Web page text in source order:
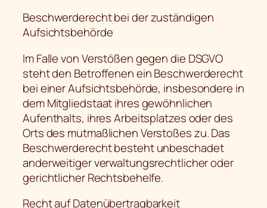
Beschwerderecht bei der zuständigen
Aufsichtsbehörde
Im Falle von Verstößen gegen die DSGVO
steht den Betroffenen ein Beschwerderecht
bei einer Aufsichtsbehörde, insbesondere in
dem Mitgliedstaat ihres gewöhnlichen
Aufenthalts, ihres Arbeitsplatzes oder des
Orts des mutmaßlichen Verstoßes zu. Das
Beschwerderecht besteht unbeschadet
anderweitiger verwaltungsrechtlicher oder
gerichtlicher Rechtsbehelfe.
Recht auf Datenübertragbarkeit